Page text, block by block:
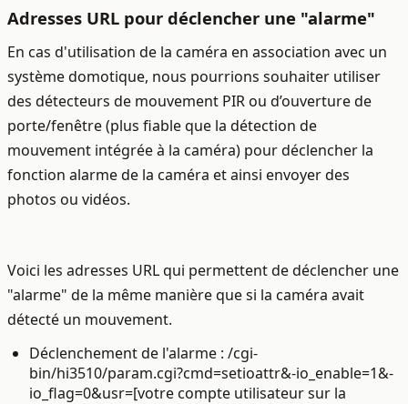
Adresses URL pour déclencher une "alarme"
En cas d'utilisation de la caméra en association avec un
système domotique, nous pourrions souhaiter utiliser
des détecteurs de mouvement PIR ou d’ouverture de
porte/fenêtre (plus fiable que la détection de
mouvement intégrée à la caméra) pour déclencher la
fonction alarme de la caméra et ainsi envoyer des
photos ou vidéos.
Voici les adresses URL qui permettent de déclencher une
"alarme" de la même manière que si la caméra avait
détecté un mouvement.
Déclenchement de l'alarme : /cgi-
bin/hi3510/param.cgi?cmd=setioattr&-io_enable=1&-
io_flag=0&usr=[votre compte utilisateur sur la